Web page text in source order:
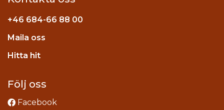
+46 684-66 88 00
Maila oss
Hitta hitstagram
Följ oss
Facebook